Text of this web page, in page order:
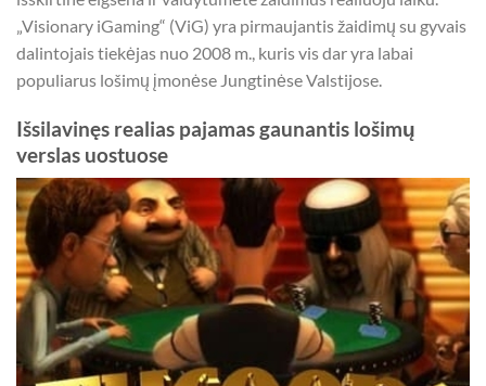
„Visionary iGaming“ (ViG) yra pirmaujantis žaidimų su gyvais
dalintojais tiekėjas nuo 2008 m., kuris vis dar yra labai
populiarus lošimų įmonėse Jungtinėse Valstijose.
Išsilavinęs realias pajamas gaunantis lošimų
verslas uostuose